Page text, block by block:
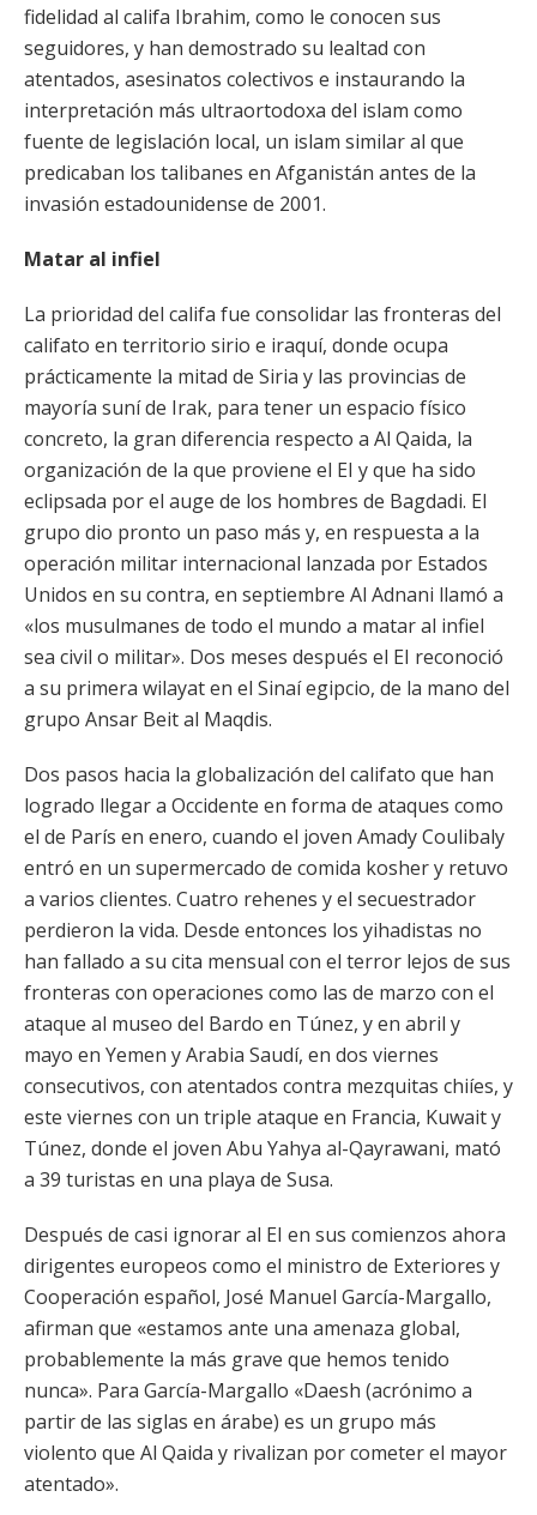
fidelidad al califa Ibrahim, como le conocen sus
seguidores, y han demostrado su lealtad con
atentados, asesinatos colectivos e instaurando la
interpretación más ultraortodoxa del islam como
fuente de legislación local, un islam similar al que
predicaban los talibanes en Afganistán antes de la
invasión estadounidense de 2001.
Matar al infiel
La prioridad del califa fue consolidar las fronteras del
califato en territorio sirio e iraquí, donde ocupa
prácticamente la mitad de Siria y las provincias de
mayoría suní de Irak, para tener un espacio físico
concreto, la gran diferencia respecto a Al Qaida, la
organización de la que proviene el EI y que ha sido
eclipsada por el auge de los hombres de Bagdadi. El
grupo dio pronto un paso más y, en respuesta a la
operación militar internacional lanzada por Estados
Unidos en su contra, en septiembre Al Adnani llamó a
«los musulmanes de todo el mundo a matar al infiel
sea civil o militar». Dos meses después el EI reconoció
a su primera wilayat en el Sinaí egipcio, de la mano del
grupo Ansar Beit al Maqdis.
Dos pasos hacia la globalización del califato que han
logrado llegar a Occidente en forma de ataques como
el de París en enero, cuando el joven Amady Coulibaly
entró en un supermercado de comida kosher y retuvo
a varios clientes. Cuatro rehenes y el secuestrador
perdieron la vida. Desde entonces los yihadistas no
han fallado a su cita mensual con el terror lejos de sus
fronteras con operaciones como las de marzo con el
ataque al museo del Bardo en Túnez, y en abril y
mayo en Yemen y Arabia Saudí, en dos viernes
consecutivos, con atentados contra mezquitas chiíes, y
este viernes con un triple ataque en Francia, Kuwait y
Túnez, donde el joven Abu Yahya al-Qayrawani, mató
a 39 turistas en una playa de Susa.
Después de casi ignorar al EI en sus comienzos ahora
dirigentes europeos como el ministro de Exteriores y
Cooperación español, José Manuel García-Margallo,
afirman que «estamos ante una amenaza global,
probablemente la más grave que hemos tenido
nunca». Para García-Margallo «Daesh (acrónimo a
partir de las siglas en árabe) es un grupo más
violento que Al Qaida y rivalizan por cometer el mayor
atentado».